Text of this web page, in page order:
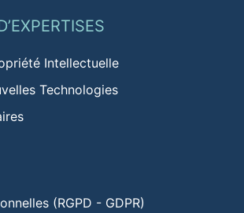
Intellectuelle
Technologies
(RGPD - GDPR)